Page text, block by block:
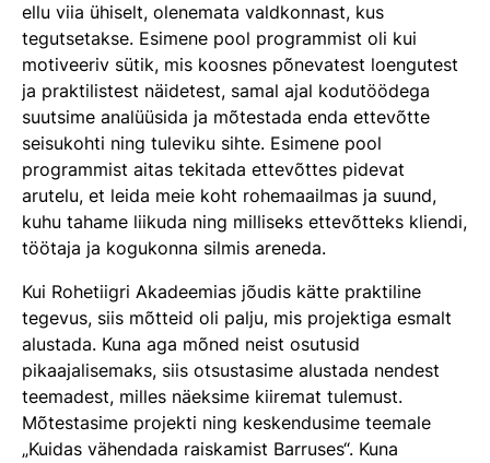
ellu viia ühiselt, olenemata valdkonnast, kus
tegutsetakse. Esimene pool programmist oli kui
motiveeriv sütik, mis koosnes põnevatest loengutest
ja praktilistest näidetest, samal ajal kodutöödega
suutsime analüüsida ja mõtestada enda ettevõtte
seisukohti ning tuleviku sihte. Esimene pool
programmist aitas tekitada ettevõttes pidevat
arutelu, et leida meie koht rohemaailmas ja suund,
kuhu tahame liikuda ning milliseks ettevõtteks kliendi,
töötaja ja kogukonna silmis areneda.
Kui Rohetiigri Akadeemias jõudis kätte praktiline
tegevus, siis mõtteid oli palju, mis projektiga esmalt
alustada. Kuna aga mõned neist osutusid
pikaajalisemaks, siis otsustasime alustada nendest
teemadest, milles näeksime kiiremat tulemust.
Mõtestasime projekti ning keskendusime teemale
„Kuidas vähendada raiskamist Barruses“. Kuna